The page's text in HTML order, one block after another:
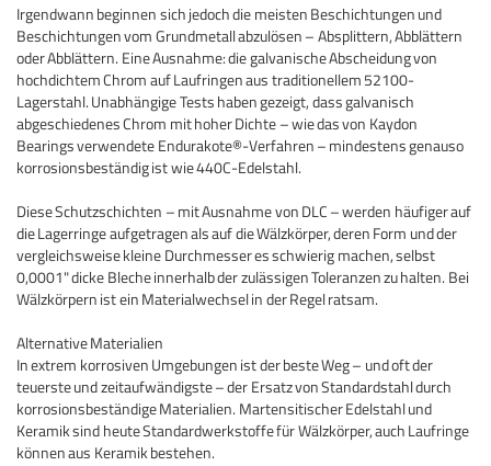
Irgendwann beginnen sich jedoch die meisten Beschichtungen und
Beschichtungen vom Grundmetall abzulösen – Absplittern, Abblättern
oder Abblättern. Eine Ausnahme: die galvanische Abscheidung von
hochdichtem Chrom auf Laufringen aus traditionellem 52100-
Lagerstahl.Unabhängige Tests haben gezeigt, dass galvanisch
abgeschiedenes Chrom mit hoher Dichte – wie das von Kaydon
Bearings verwendete Endurakote®-Verfahren – mindestens genauso
korrosionsbeständig ist wie 440C-Edelstahl.
Diese Schutzschichten – mit Ausnahme von DLC – werden häufiger auf
die Lagerringe aufgetragen als auf die Wälzkörper, deren Form und der
vergleichsweise kleine Durchmesser es schwierig machen, selbst
0,0001" dicke Bleche innerhalb der zulässigen Toleranzen zu halten. Bei
Wälzkörpern ist ein Materialwechsel in der Regel ratsam.
Alternative Materialien
In extrem korrosiven Umgebungen ist der beste Weg – und oft der
teuerste und zeitaufwändigste – der Ersatz von Standardstahl durch
korrosionsbeständige Materialien. Martensitischer Edelstahl und
Keramik sind heute Standardwerkstoffe für Wälzkörper, auch Laufringe
können aus Keramik bestehen.